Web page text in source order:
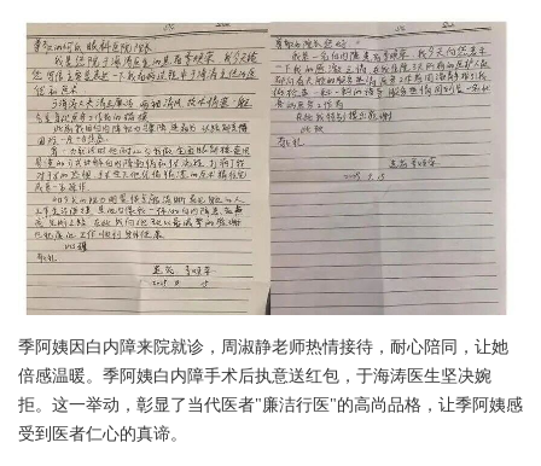
季阿姨因白内障来院就诊，周淑静老师热情接待，耐心陪同，让她
倍感温暖。季阿姨白内障手术后执意送红包，于海涛医生坚决婉
拒。这一举动，彰显了当代医者"廉洁行医"的高尚品格，让季阿姨感
受到医者仁心的真谛。